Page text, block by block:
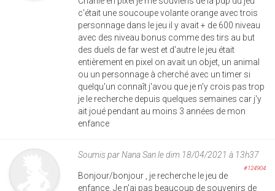
c'était une soucoupe volante orange avec trois
personnage dans le jeu il y avait + de 600 niveau
avec des niveau bonus comme des tirs au but
des duels de far west et d'autre le jeu était
entièrement en pixel on avait un objet, un animal
ou un personnage à cherché avec un timer si
quelqu'un connaît j'avou que je n'y crois pas trop
je le recherche depuis quelques semaines car j'y
ait joué pendant au moins 3 années de mon
enfance
Soumis parNana Sanle dim 18/04/2021 à 13h37
#124904
Bonjour/bonjour , je recherche le jeu de
enfance. Je n'ai pas beaucoup de souvenirs de